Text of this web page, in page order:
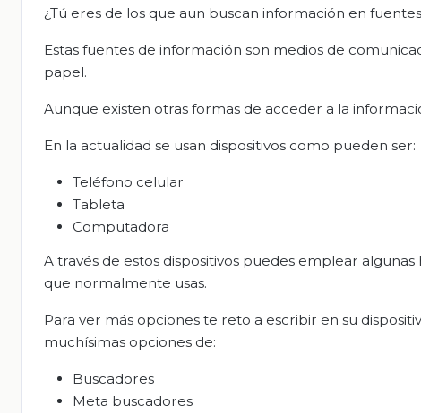
¿Tú eres de los que aun buscan información en
Estas fuentes de información son medios de
papel.
Aunque existen otras formas de acceder a la
En la actualidad se usan dispositivos como pueden ser:
Teléfono celular
Tableta
Computadora
A través de estos dispositivos puedes emplear
que normalmente usas.
Para ver más opciones te reto a escribir en su
muchísimas opciones de:
Buscadores
Meta buscadores